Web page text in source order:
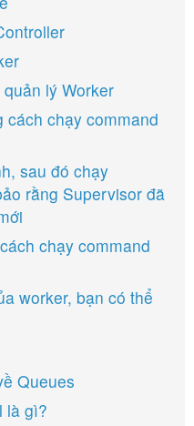
lý Worker
chạy command
sau đó chạy
rằng Supervisor đã
chạy command
worker, bạn có thể
Queues
là gì?